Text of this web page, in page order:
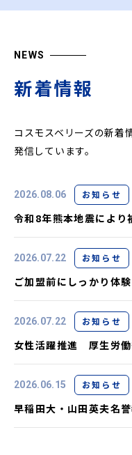
NEWS
新着情報
コスモスベリーズの新着
発信しています。
2026.08.06 お知らせ
令和8年熊本地震により
2026.07.22 お知らせ
ご加盟前にしっかり体
施中です
2026.07.22 お知らせ
女性活躍推進 厚生労働
取得しました
2026.06.15 お知らせ
早稲田大・山田英夫名
されました